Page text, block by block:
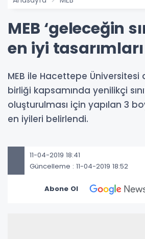
MEB ‘geleceğin
en iyi
MEB ile Hacettepe Üniversitesi
birliği kapsamında yenilikçi
oluşturulması için yapılan 3
en iyileri belirlendi.
11-04-2019 18:41
Güncelleme : 11-04-2019 18:52
Abone Ol